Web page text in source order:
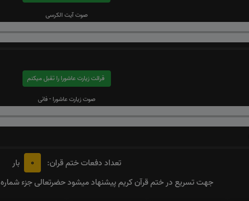
صوت آیت الکرسی
قرائت زیارت عاشورا را تقبل میکنم
صوت زیارت عاشورا - فانی
تعداد دفعات ختم قران: 0
بار
جهت تسریع در ختم قرآن کریم پیشنهاد میشود حضرتعالی جزء شماره